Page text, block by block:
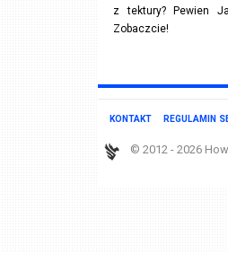
z tektury? Pewien
Zobaczcie!
KONTAKT REGULAMIN
© 2012 - 2026